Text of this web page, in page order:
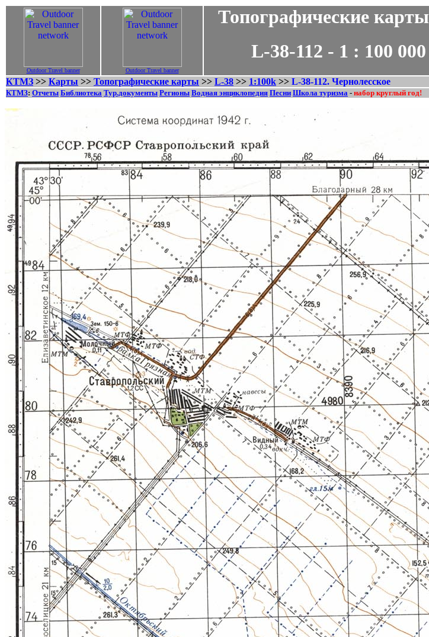
Outdoor Travel banner Outdoor Travel banner
Топографические карты
L-38-112 - 1 : 100 000
КТМЗ >> Карты >> Топографические карты >> L-38 >> 1:100k >> L-38-112. Чернолесское
КТМЗ: Отчеты Библиотека Тур.документы Регионы Водная энциклопедия Песни Школа туризма - набор круглый год!